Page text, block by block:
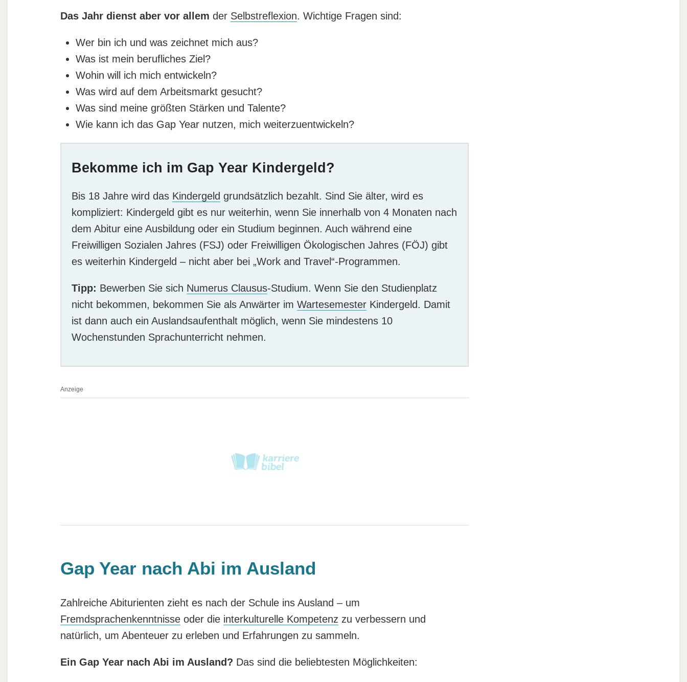
Das Jahr dienst aber vor allem der Selbstreflexion. Wichtige Fragen sind:
Wer bin ich und was zeichnet mich aus?
Was ist mein berufliches Ziel?
Wohin will ich mich entwickeln?
Was wird auf dem Arbeitsmarkt gesucht?
Was sind meine größten Stärken und Talente?
Wie kann ich das Gap Year nutzen, mich weiterzuentwickeln?
Bekomme ich im Gap Year Kindergeld?
Bis 18 Jahre wird das Kindergeld grundsätzlich bezahlt. Sind Sie älter, wird es
kompliziert: Kindergeld gibt es nur weiterhin, wenn Sie innerhalb von 4 Monaten nach
dem Abitur eine Ausbildung oder ein Studium beginnen. Auch während eine
Freiwilligen Sozialen Jahres (FSJ) oder Freiwilligen Ökologischen Jahres (FÖJ) gibt
es weiterhin Kindergeld – nicht aber bei „Work and Travel“-Programmen.
Tipp: Bewerben Sie sich Numerus Clausus-Studium. Wenn Sie den Studienplatz
nicht bekommen, bekommen Sie als Anwärter imWartesemester Kindergeld. Damit
ist dann auch ein Auslandsaufenthalt möglich, wenn Sie mindestens 10
Wochenstunden Sprachunterricht nehmen.
Anzeige
Gap Year nach Abi im Ausland
Zahlreiche Abiturienten zieht es nach der Schule ins Ausland – um
Fremdsprachenkenntnisseoder die interkulturelle Kompetenz zu verbessern und
natürlich, um Abenteuer zu erleben und Erfahrungen zu sammeln.
Ein Gap Year nach Abi im Ausland? Das sind die beliebtesten Möglichkeiten: